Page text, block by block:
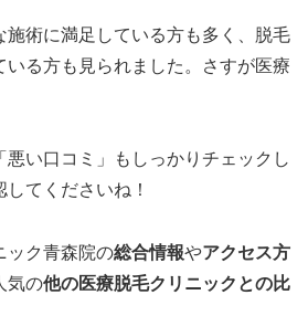
施術に満足している方も多く、脱毛
いる方も見られました。さすが医療
い口コミ」もしっかりチェックし
てくださいね！
ック青森院の総合情報やアクセス方
気の他の医療脱毛クリニックとの比